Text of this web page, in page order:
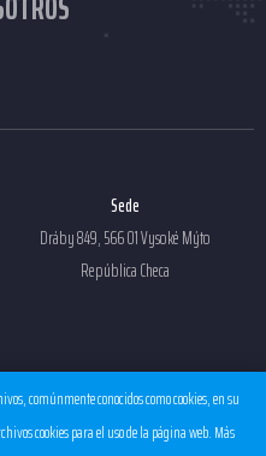
Sede
Dráby 849, 566 01 Vysoké Mýto
República Checa
comúnmente conocidos como cookies, en su
cookies para el uso de la página web. Más